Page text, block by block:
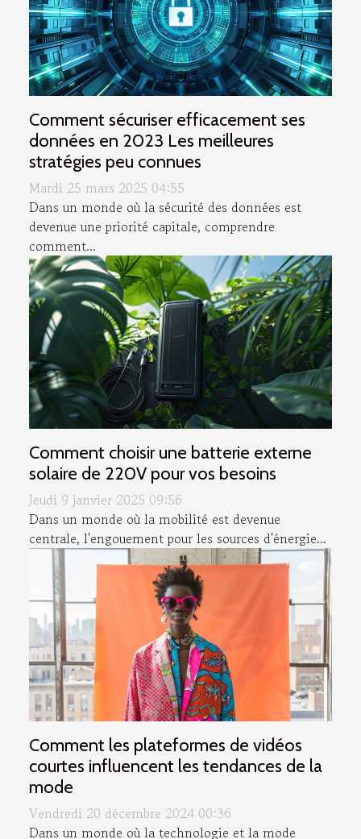
Comment sécuriser efficacement ses
données en 2023 Les meilleures
stratégies peu connues
Mardi 25 mars 2025 04:55
Dans un monde où la sécurité des données est
devenue une priorité capitale, comprendre
comment...
Comment choisir une batterie externe
solaire de 220V pour vos besoins
Jeudi 9 janvier 2025 09:56
Dans un monde où la mobilité est devenue
centrale, l'engouement pour les sources d'énergie...
Comment les plateformes de vidéos
courtes influencent les tendances de la
mode
Vendredi 20 décembre 2024 00:36
Dans un monde où la technologie et la mode